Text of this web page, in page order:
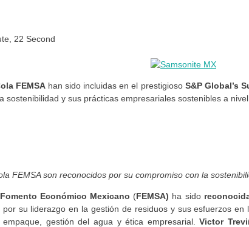
22 Second
FEMSA han sido incluidas en el prestigioso S&P Global’s
sostenibilidad y sus prácticas empresariales sostenibles a nivel
FEMSA son reconocidos por su compromiso con la
Fomento Económico Mexicano (FEMSA) ha sido
por su liderazgo en la gestión de residuos y sus esfuerzos
gestión del agua y ética empresarial.Victor